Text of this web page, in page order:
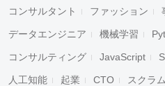
コンサルタント ファッション
データエンジニア 機械学習
コンサルティング JavaScript
人工知能 起業 CTO スクラ